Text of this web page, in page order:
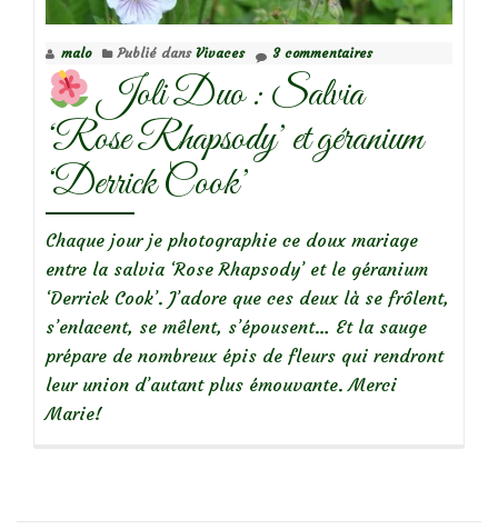
un
tout-
terrain!
malo Publié dans Vivaces 3 commentaires
Joli Duo : Salvia
‘Rose Rhapsody’ et géranium
‘Derrick Cook’
Chaque jour je photographie ce doux mariage
entre la salvia ‘Rose Rhapsody’ et le géranium
‘Derrick Cook’. J’adore que ces deux là se frôlent,
s’enlacent, se mêlent, s’épousent… Et la sauge
prépare de nombreux épis de fleurs qui rendront
leur union d’autant plus émouvante. Merci
Marie!